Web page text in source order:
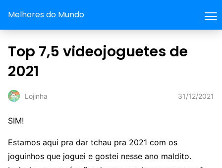
Melhores do Mundo
Top 7,5 videojoguetes de
2021
Lojinha 31/12/2021
SIM!
Estamos aqui pra dar tchau pra 2021 com os
joguinhos que joguei e gostei nesse ano maldito.